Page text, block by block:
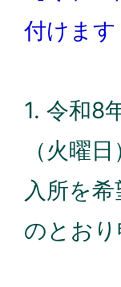
付けます
1. 令和8
（火曜
入所を
のとおり